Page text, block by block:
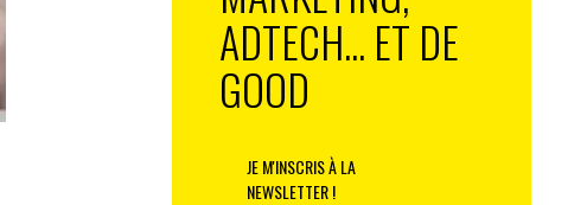
ADTECH... ET DE
GOOD
JE M'INSCRIS À LA
NEWSLETTER !